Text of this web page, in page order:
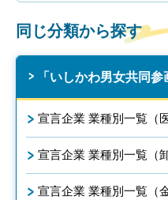
同じ分類から探す
「いしかわ男女共同
宣言企業 業種別一覧（
宣言企業 業種別一覧（
宣言企業 業種別一覧（